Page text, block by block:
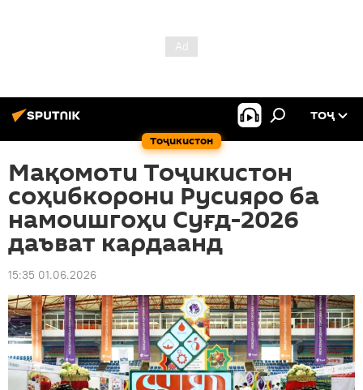
Тоҷикистон
ТОҶ
Мақомоти Тоҷикистон
соҳибкорони Русияро ба
намоишгоҳи Суғд-2026
даъват кардаанд
15:35 01.06.2026